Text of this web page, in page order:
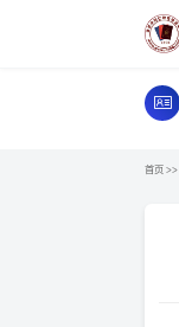
首页 >>